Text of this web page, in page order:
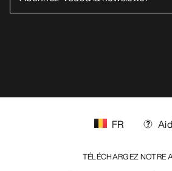
FR
TÉLÉCHARGEZ NOTRE